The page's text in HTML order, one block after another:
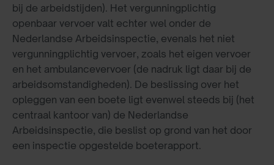
bij de arbeidstijden). Het vergunningplichtig
openbaar vervoer valt echter wel onder de
Nederlandse Arbeidsinspectie, evenals het niet
vergunningplichtig vervoer, zoals het eigen vervoer
en het ambulancevervoer (de nadruk ligt daar bij de
arbeidsomstandigheden). De beslissing over het
opleggen van een boete ligt evenwel steeds bij (het
centraal kantoor van) de Nederlandse
Arbeidsinspectie, die beslist op grond van het door
een inspectie opgestelde boeterapport.